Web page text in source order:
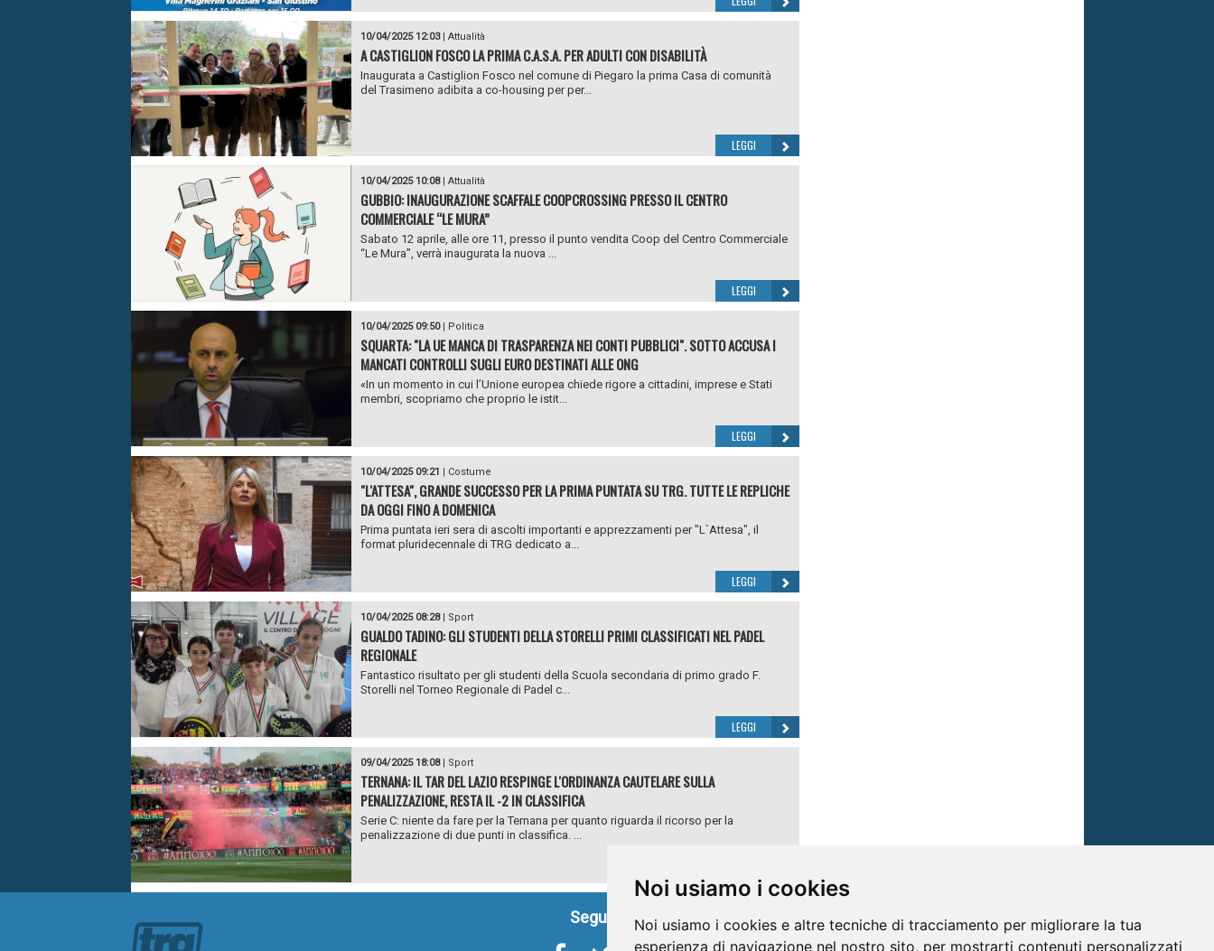
Noi usiamo i cookies
Noi usiamo i cookies e altre tecniche di tracciamento per migliorare la tua
esperienza di navigazione nel nostro sito, per mostrarti contenuti personalizzati
10/04/2025 12:03| Attualità
A CASTIGLION FOSCO LA PRIMA C.A.S.A. PER ADULTI CON DISABILITÀ
Inaugurata a Castiglion Fosco nel comune di Piegaro la prima Casa di comunità
del Trasimeno adibita a co-housing per per...
LEGGI
10/04/2025 10:08| Attualità
GUBBIO: INAUGURAZIONE SCAFFALE COOPCROSSING PRESSO IL CENTRO
COMMERCIALE “LE MURA”
Sabato 12 aprile, alle ore 11, presso il punto vendita Coop del Centro Commerciale
“Le Mura”, verrà inaugurata la nuova ...
LEGGI
10/04/2025 09:50| Politica
SQUARTA: "LA UE MANCA DI TRASPARENZA NEI CONTI PUBBLICI". SOTTO ACCUSA I
MANCATI CONTROLLI SUGLI EURO DESTINATI ALLE ONG
«In un momento in cui l’Unione europea chiede rigore a cittadini, imprese e Stati
membri, scopriamo che proprio le istit...
LEGGI
10/04/2025 09:21 Costume
"L'ATTESA", GRANDE SUCCESSO PER LA PRIMA PUNTATA SU TRG. TUTTE LE REPLICHE
DA OGGI FINO A DOMENICA
Prima puntata ieri sera di ascolti importanti e apprezzamenti per "L`Attesa", il
format pluridecennale di TRG dedicato a...
LEGGI
10/04/2025 08:28| Sport
GUALDO TADINO: GLI STUDENTI DELLA STORELLI PRIMI CLASSIFICATI NEL PADEL
REGIONALE
Fantastico risultato per gli studenti della Scuola secondaria di primo grado F.
Storelli nel Torneo Regionale di Padel c...
LEGGI
09/04/2025 18:08| Sport
TERNANA: IL TAR DEL LAZIO RESPINGE L'ORDINANZA CAUTELARE SULLA
PENALIZZAZIONE, RESTA IL -2 IN CLASSIFICA
Serie C: niente da fare per la Ternana per quanto riguarda il ricorso per la
penalizzazione di due punti in classifica. ...
Seguici su